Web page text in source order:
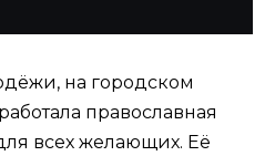
на городском
православная
всех желающих. Её